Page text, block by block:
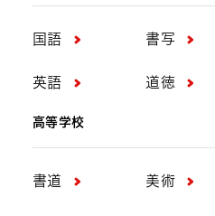
国語 書写
英語 道徳
高等学校
書道 美術